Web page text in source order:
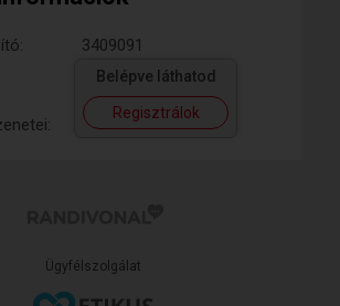
3409091
Belépve láthatod
Regisztrálok
Ügyfélszolgálat